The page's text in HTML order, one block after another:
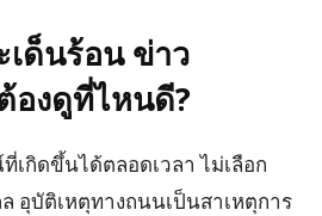
ด็นร้อน ข่าว
องดูที่ไหนดี?
เกิดขึ้นได้ตลอดเวลา ไม่เลือก
อุบัติเหตุทางถนนเป็นสาเหตุการ